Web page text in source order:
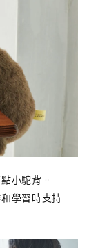
小駝背。
學習時支持